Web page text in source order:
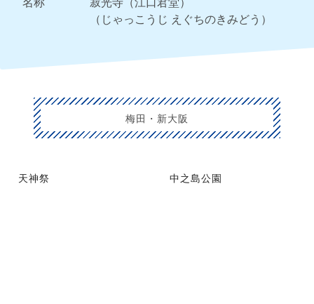
（じゃっこうじ えぐちのきみどう）
梅田・新大阪
天神祭 中之島公園